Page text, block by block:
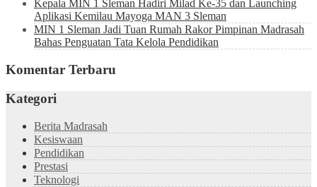
Kepala MIN 1 Sleman Hadiri Milad Ke-35 dan Launching
Aplikasi Kemilau Mayoga MAN 3 Sleman
MIN 1 Sleman Jadi Tuan Rumah Rakor Pimpinan Madrasah
Bahas Penguatan Tata Kelola Pendidikan
Komentar Terbaru
Kategori
Berita Madrasah
Kesiswaan
Pendidikan
Prestasi
Teknologi